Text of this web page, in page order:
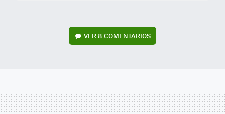
VER8 COMENTARIOS